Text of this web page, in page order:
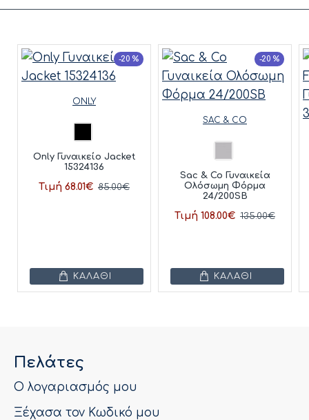
-20 %
ONLY
Only Γυναικείο Jacket
15324136
Τιμή 68.01€ 85.00€
ΚΑΛΆΘΙ
-20 %
SAC & CO
Sac & Co Γυναικεία
Ολόσωμη Φόρμα
24/200SB
Τιμή 108.00€ 135.00€
ΚΑΛΆΘΙ
Πελάτες
Ο λογαριασμός μου
Ξέχασα τον Κωδικό μου